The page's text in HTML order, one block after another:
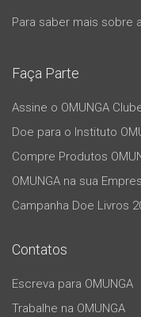
Para saber mais sobre
Faça Parte
Assine o OMUNGA
Doe para o Instituto
Compre Produtos
OMUNGA na sua
Campanha Doe Livros
Contatos
Escreva para OMUNGA
Trabalhe na OMUNGA